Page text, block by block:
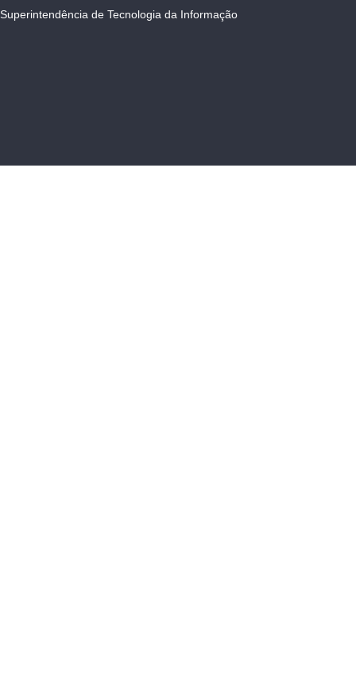
Superintendência de Tecnologia da Informação